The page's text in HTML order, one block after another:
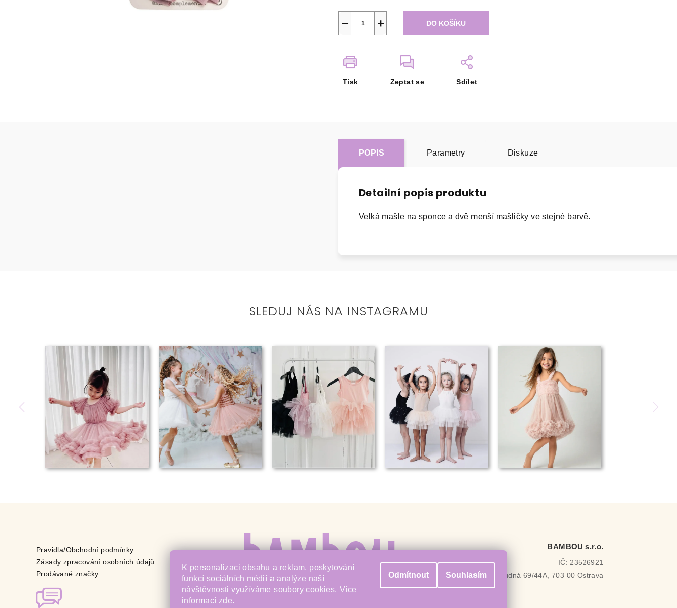
K personalizaci obsahu a reklam, poskytování
funkcí sociálních médií a analýze naší
návštěvnosti využíváme soubory cookies. Více
informací zde.
Odmítnout Souhlasím
+
− DO KOŠÍKU
Tisk Zeptat se Sdílet
POPIS Parametry Diskuze
Detailní popis produktu
Velká mašle na sponce a dvě menší mašličky ve stejné barvě.
SLEDUJ NÁS NA INSTAGRAMU
Pravidla/Obchodní podmínky
Zásady zpracování osobních údajů
Prodávané značky
BAMBOU s.r.o.
IČ: 23526921
Rudná 69/44A, 703 00 Ostrava